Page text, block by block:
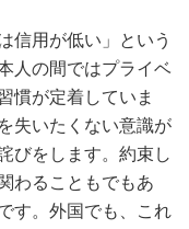
信用が低い」という
人の間ではプライベ
慣が定着していま
失いたくない意識が
びをします。約束し
わることもでもあ
す。外国でも、これ